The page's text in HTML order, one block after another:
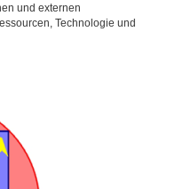
und externen
Technologie und